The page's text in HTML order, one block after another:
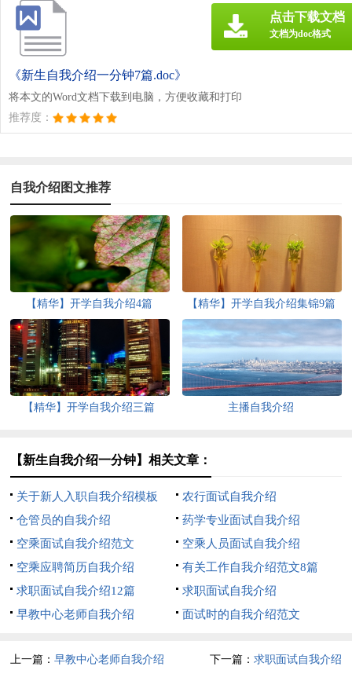
《新生自我介绍一分钟7篇.doc》
将本文的Word文档下载到电脑，方便收藏和打印
推荐度：
点击下载文档
文档为doc格式
自我介绍图文推荐
【精华】开学自我介绍4篇 【精华】开学自我介绍集锦9篇
【精华】开学自我介绍三篇 主播自我介绍
【新生自我介绍一分钟】相关文章：
关于新人入职自我介绍模板
农行面试自我介绍
仓管员的自我介绍
药学专业面试自我介绍
空乘面试自我介绍范文
空乘人员面试自我介绍
空乘应聘简历自我介绍
有关工作自我介绍范文8篇
求职面试自我介绍12篇
求职面试自我介绍
早教中心老师自我介绍
面试时的自我介绍范文
上一篇：早教中心老师自我介绍 下一篇： 求职面试自我介绍